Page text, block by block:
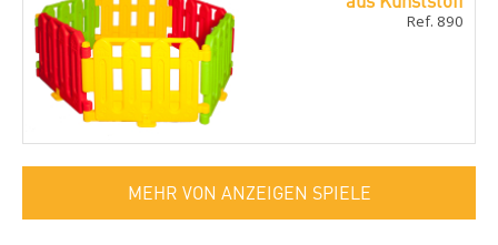
Ref. 890
MEHR VON ANZEIGEN SPIELE